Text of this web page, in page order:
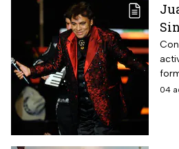
el
que
04